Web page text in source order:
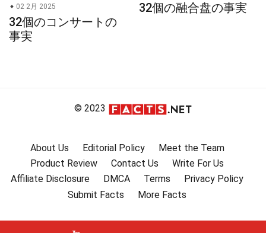
02 2月 2025
32個のコンサートの
事実
32個の融合盘の事実
© 2023
About Us Editorial Policy
Meet the Team
Product Review
Contact Us
Write For Us
Affiliate Disclosure
DMCA Terms
Privacy Policy
Submit Facts
More Facts